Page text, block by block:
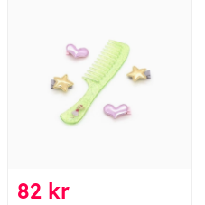
82 kr